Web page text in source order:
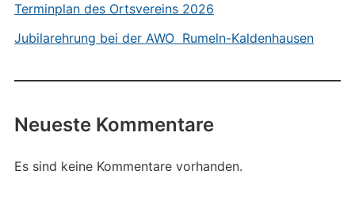
Terminplan des Ortsvereins 2026
Jubilarehrung bei der AWO Rumeln-Kaldenhausen
Neueste Kommentare
Es sind keine Kommentare vorhanden.